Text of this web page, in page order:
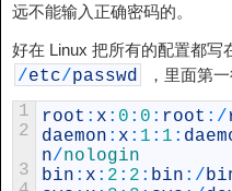
远不能输入正确密码的。
好在 Linux 把所有的配置都写
/etc/passwd ，里面第
1
2
3
root : x : 0 : 0 : root : /
daemon : x : 1 : 1 :
n/nologin
bin : x : 2 : 2 : bin : /